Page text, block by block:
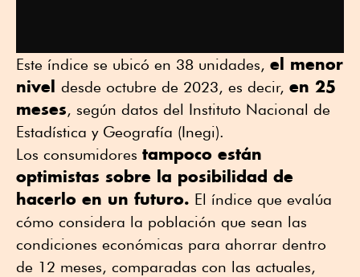
Este índice se ubicó en 38 unidades, el menor
nivel desde octubre de 2023, es decir, en 25
meses, según datos del Instituto Nacional de
Estadística y Geografía (Inegi).
Los consumidores tampoco están
optimistas sobre la posibilidad de
hacerlo en un futuro. El índice que evalúa
cómo considera la población que sean las
condiciones económicas para ahorrar dentro
de 12 meses, comparadas con las actuales,